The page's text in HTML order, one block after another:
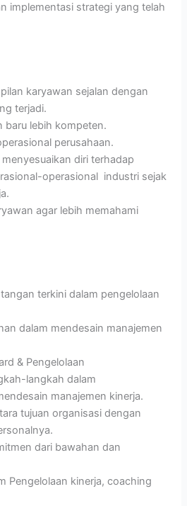
implementasi strategi yang telah
karyawan sejalan dengan
terjadi.
baru lebih kompeten.
perusahaan.
diri terhadap
operasional industri sejak
agar lebih memahami
terkini dalam pengelolaan
dalam mendesain manajemen
& Pengelolaan
langkah dalam
manajemen kinerja.
tujuan organisasi dengan
dari bawahan dan
Pengelolaan kinerja, coaching